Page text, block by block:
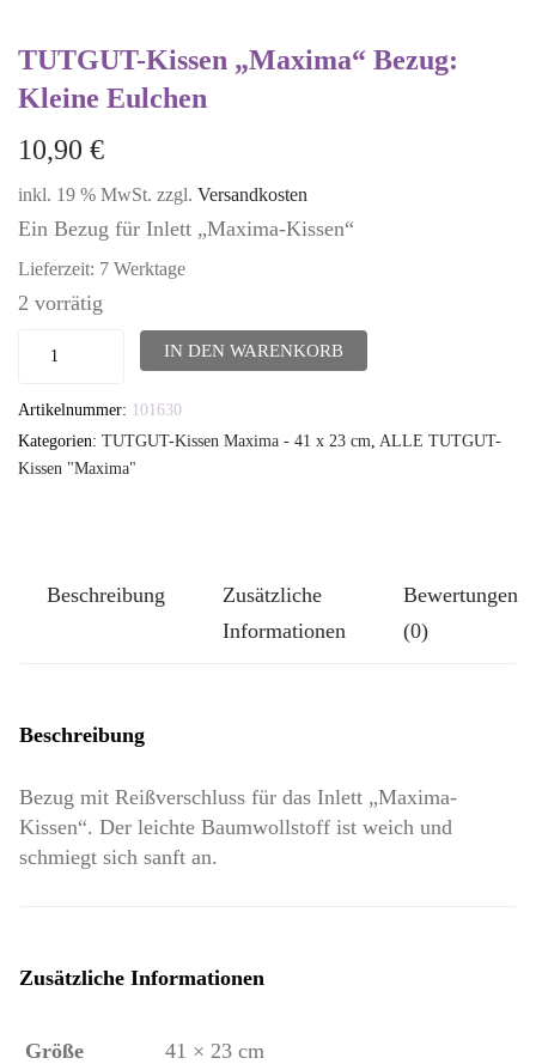
TUTGUT-Kissen „Maxima“ Bezug:
Kleine Eulchen
10,90 €
inkl. 19 % MwSt. zzgl. Versandkosten
Ein Bezug für Inlett „Maxima-Kissen“
Lieferzeit: 7 Werktage
2 vorrätig
TUTGUT-
"Maxima"
Bezug:
IN DEN WARENKORB
Artikelnummer: 101630
Kategorien: TUTGUT-Kissen Maxima - 41 x 23 cm ALLE TUTGUT-
Kissen "Maxima"
Beschreibung
Zusätzliche
Informationen
Bewertungen
(0)
Beschreibung
Bezug mit Reißverschluss für das Inlett „Maxima-
Kissen“. Der leichte Baumwollstoff ist weich und
schmiegt sich sanft an.
Zusätzliche Informationen
Größe 41 × 23 cm